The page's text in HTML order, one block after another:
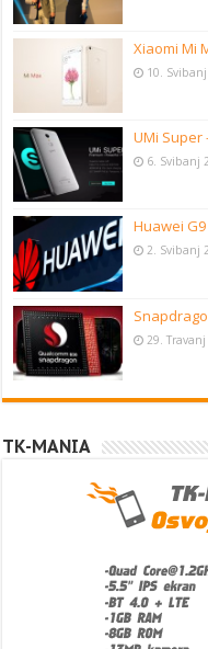
Xiaomi Mi
10.
UMi
6. Svibanj
Huawei
2. Svibanj
29.
TK-MANIA